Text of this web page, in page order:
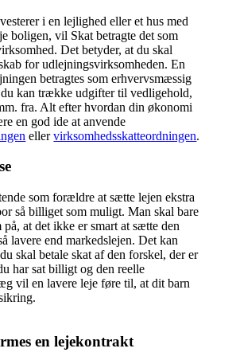
i en lejlighed eller et hus med
boligen, vil Skat betragte det som
Det betyder, at du skal
for udlejningsvirksomheden. En
betragtes som erhvervsmæssig
kan trække udgifter til vedligehold,
fra. Alt efter hvordan din økonomi
en god ide at anvende
ellervirksomhedsskatteordningen.
som forældre at sætte lejen ekstra
så billiget som muligt. Man skal bare
at det ikke er smart at sætte den
lavere end markedslejen. Det kan
skal betale skat af den forskel, der er
har sat billigt og den reelle
vil en lavere leje føre til, at dit barn
en lejekontrakt